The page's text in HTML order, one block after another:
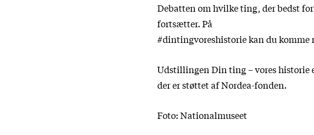
Debatten om hvilke ting, der bedst
fortsætter. På
#dintingvoreshistorie kan du komme
Udstillingen Din ting – vores historie
der er støttet af Nordea-fonden.
Foto: Nationalmuseet